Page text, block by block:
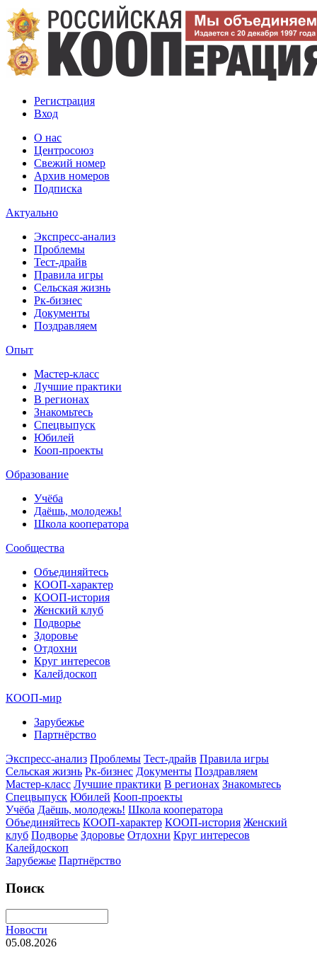
Регистрация
Вход
О нас
Центросоюз
Свежий номер
Архив номеров
Подписка
Актуально
Экспресс-анализ
Проблемы
Тест-драйв
Правила игры
Сельская жизнь
Рк-бизнес
Документы
Поздравляем
Опыт
Мастер-класс
Лучшие практики
В регионах
Знакомьтесь
Спецвыпуск
Юбилей
Кооп-проекты
Образование
Учёба
Даёшь, молодежь!
Школа кооператора
Сообщества
Объединяйтесь
КООП-характер
КООП-история
Женский клуб
Подворье
Здоровье
Отдохни
Круг интересов
Калейдоскоп
КООП-мир
Зарубежье
Партнёрство
Экспресс-анализ Проблемы Тест-драйв Правила игры
Сельская жизнь Рк-бизнес Документы Поздравляем
Мастер-класс Лучшие практики В регионах Знакомьтесь
Спецвыпуск Юбилей Кооп-проекты
Учёба Даёшь, молодежь! Школа кооператора
Объединяйтесь КООП-характер КООП-история Женский
клуб Подворье Здоровье Отдохни Круг интересов
Калейдоскоп
Зарубежье Партнёрство
Поиск
Новости
05.08.2026